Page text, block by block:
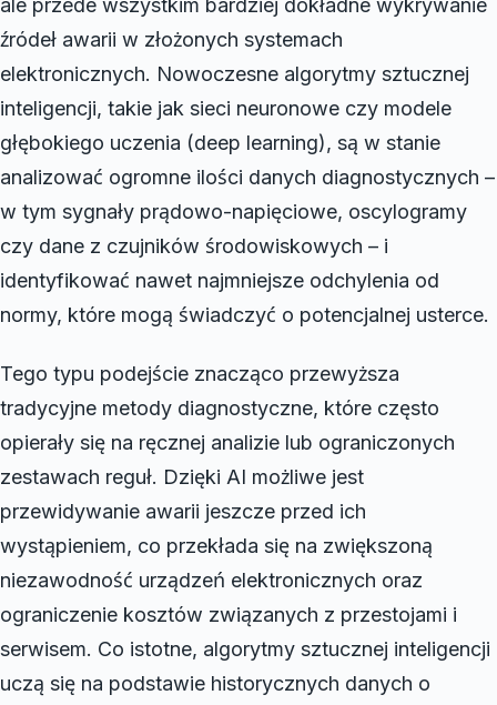
źródeł awarii w złożonych systemach
elektronicznych. Nowoczesne algorytmy sztucznej
inteligencji, takie jak sieci neuronowe czy modele
głębokiego uczenia (deep learning), są w stanie
analizować ogromne ilości danych diagnostycznych –
w tym sygnały prądowo-napięciowe, oscylogramy
czy dane z czujników środowiskowych – i
identyfikować nawet najmniejsze odchylenia od
normy, które mogą świadczyć o potencjalnej usterce.
Tego typu podejście znacząco przewyższa
tradycyjne metody diagnostyczne, które często
opierały się na ręcznej analizie lub ograniczonych
zestawach reguł. Dzięki AI możliwe jest
przewidywanie awarii jeszcze przed ich
wystąpieniem, co przekłada się na zwiększoną
niezawodność urządzeń elektronicznych oraz
ograniczenie kosztów związanych z przestojami i
serwisem. Co istotne, algorytmy sztucznej inteligencji
uczą się na podstawie historycznych danych o